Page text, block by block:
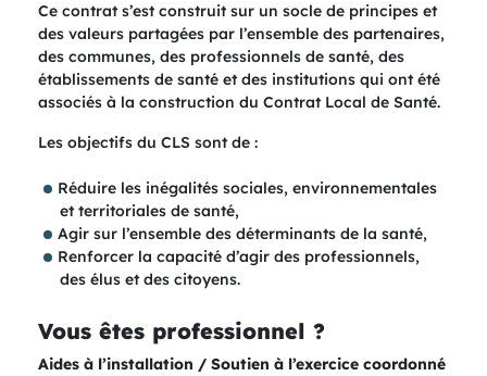
Ce contrat s’est construit sur un socle de principes et
des valeurs partagées par l’ensemble des partenaires,
des communes, des professionnels de santé, des
établissements de santé et des institutions qui ont été
associés à la construction du Contrat Local de Santé.​
Les objectifs du CLS sont de :​
Réduire les inégalités sociales, environnementales
et territoriales de santé,​
Agir sur l’ensemble des déterminants de la santé,​
Renforcer la capacité d’agir des professionnels,
des élus et des citoyens.
Vous êtes professionnel ?
Aides à l’installation / Soutien à l’exercice coordonné